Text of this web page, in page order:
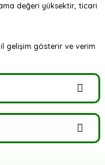
değeri yüksektir, ticari
gelişim gösterir ve verim
yapın!